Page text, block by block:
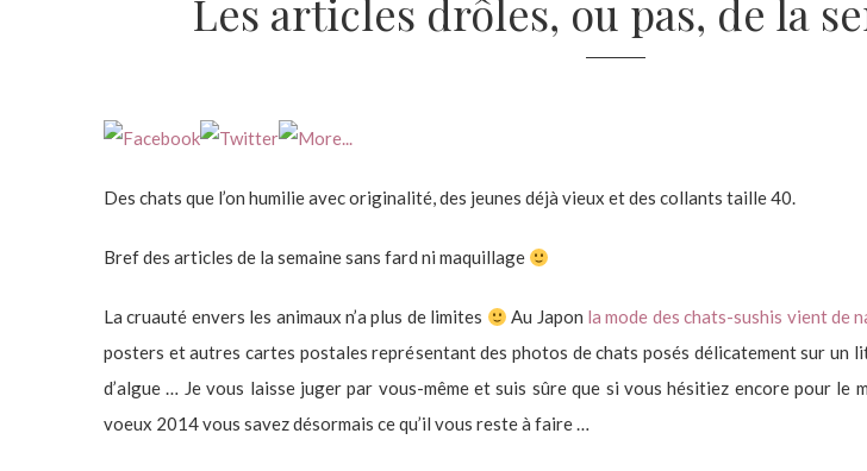
Les articles drôles, ou pas, de la
Des chats que l’on humilie avec originalité, des jeunes déjà vieux et des collants taille 40.
Bref des articles de la semaine sans fard ni maquillage
La cruauté envers les animaux n’a plus de limites Au Japon la mode des chats-sushis vient de
posters et autres cartes postales représentant des photos de chats posés délicatement sur un
d’algue … Je vous laisse juger par vous-même et suis sûre que si vous hésitiez encore pour
voeux 2014 vous savez désormais ce qu’il vous reste à faire …